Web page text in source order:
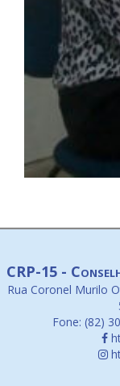
CRP-15 -
Rua Coronel Murilo
Fone: (82)